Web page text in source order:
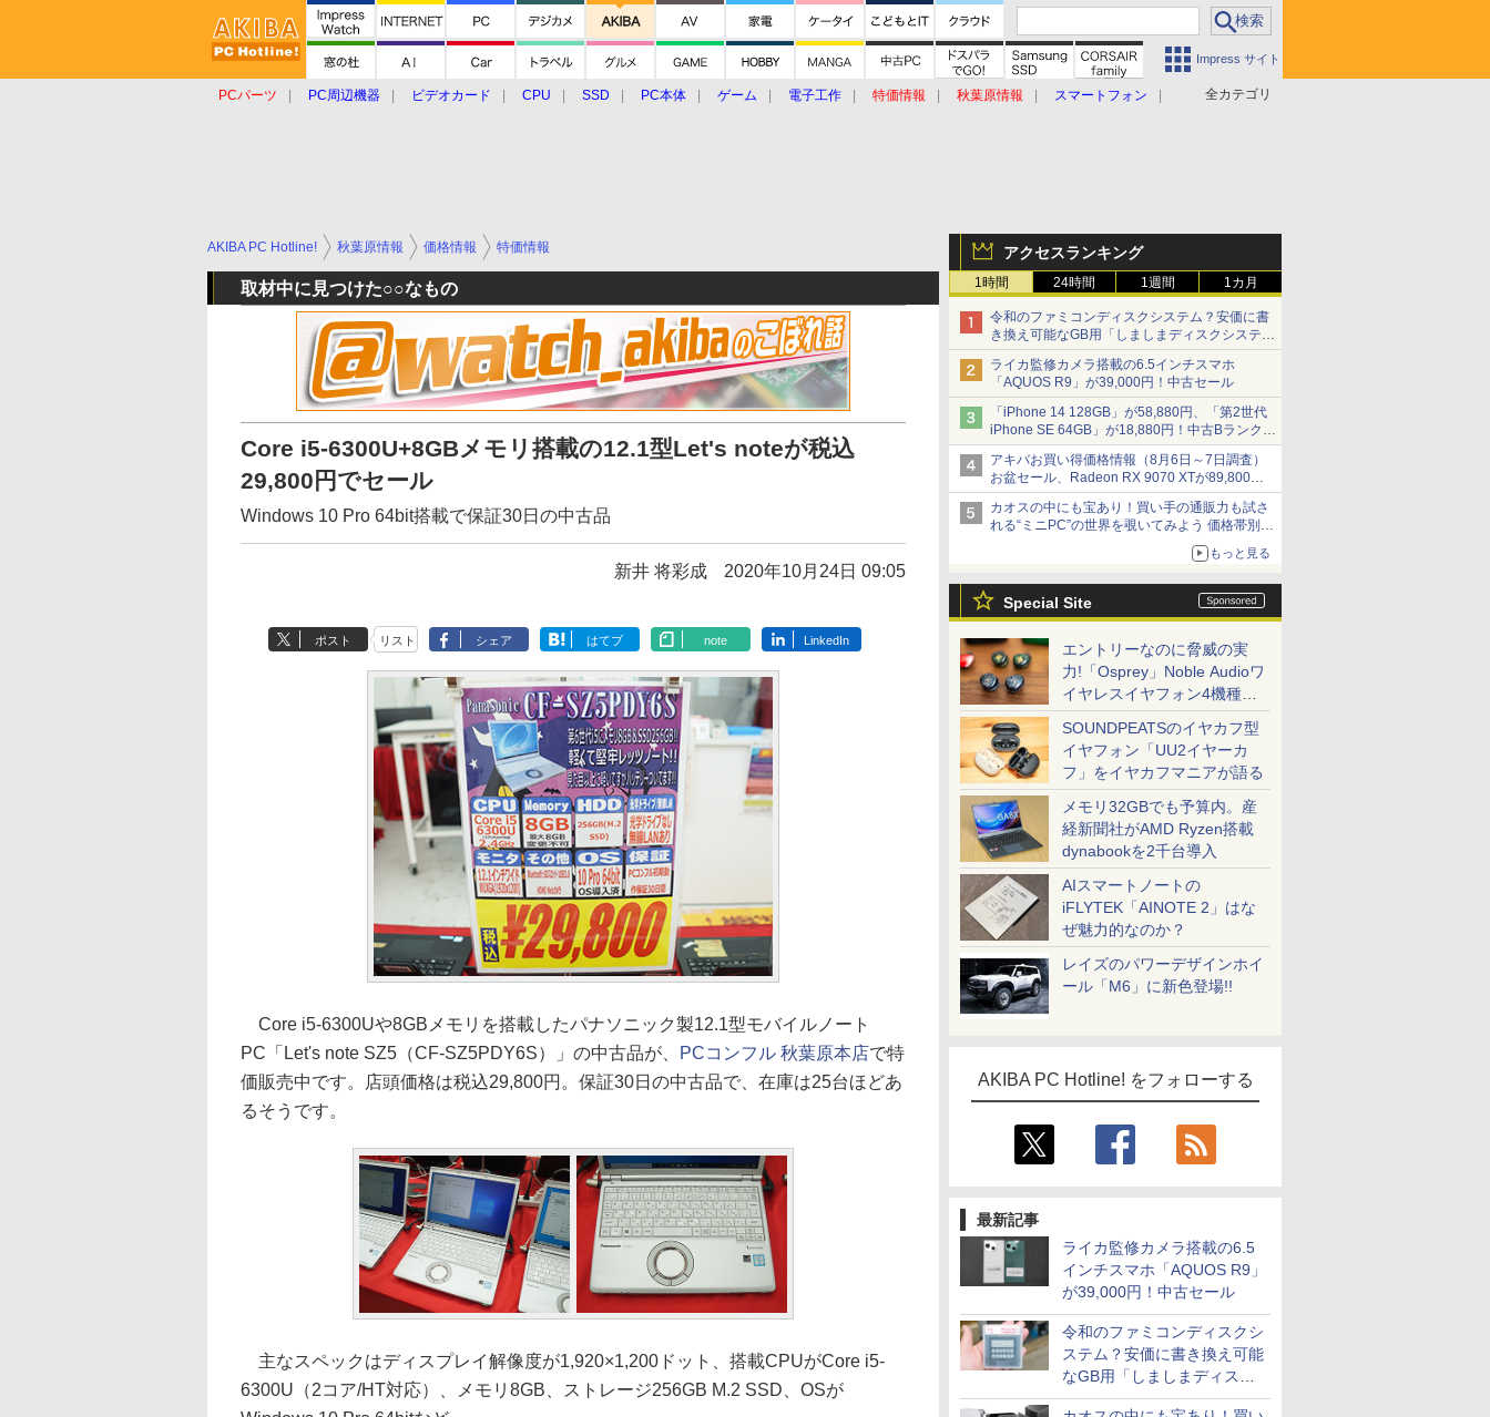
Impress サイト
全カテゴリ
PCパーツ PC周辺機器 ビデオカード CPU SSD PC本体 ゲーム 電子工作 特価情報 秋葉原情報
スマートフォン
アクセスランキング
1時間 24時間 1週間 1カ月
令和のファミコンディスクシステム？安価に書
き換え可能なGB用「しましまディスクシステ
ム」
ライカ監修カメラ搭載の6.5インチスマホ
「AQUOS R9」が39,000円！中古セール
「iPhone 14 128GB」が58,880円、「第2世代
iPhone SE 64GB」が18,880円！中古Bランク品
セール
アキバお買い得価格情報（8月6日～7日調査）
お盆セール、Radeon RX 9070 XTが89,800
円、水平周波数24.8kHz対応の17型モニターが
9,801円、暑さ指数連動セール ほか
カオスの中にも宝あり！買い手の通販力も試さ
れる“ミニPC”の世界を覗いてみよう 価格帯別に
仕様や特徴を整理、11製品をピックアップ text
もっと見る
Special Site
エントリーなのに脅威の実
力!「Osprey」Noble Audioワ
イヤレスイヤフォン4機種を
一気に聴く
SOUNDPEATSのイヤカフ型
イヤフォン「UU2イヤーカ
フ」をイヤカフマニアが語る
メモリ32GBでも予算内。産
経新聞社がAMD Ryzen搭載
dynabookを2千台導入
AIスマートノートの
iFLYTEK「AINOTE 2」はな
ぜ魅力的なのか？
レイズのパワーデザインホイ
ール「M6」に新色登場!!
AKIBA PC Hotline! をフォローする
最新記事
ライカ監修カメラ搭載の6.5
インチスマホ「AQUOS R9」
が39,000円！中古セール
令和のファミコンディスクシ
ステム？安価に書き換え可能
なGB用「しましまディスク
システム」
AKIBA PC Hotline! 秋葉原情報 価格情報 特価情報
取材中に見つけた○○なもの
Core i5-6300U+8GBメモリ搭載の12.1型Let's noteが税込
29,800円でセール
Windows 10 Pro 64bit搭載で保証30日の中古品
新井 将彩成 2020年10月24日 09:05
ポスト リスト シェア はてブ note LinkedIn
Core i5-6300Uや8GBメモリを搭載したパナソニック製12.1型モバイルノート
PC「Let's note SZ5（CF-SZ5PDY6S）」の中古品が、
PCコンフル 秋葉原本店で特
価販売中です。店頭価格は税込29,800円。保証30日の中古品で、在庫は25台ほどあ
るそうです。
主なスペックはディスプレイ解像度が1,920×1,200ドット、搭載CPUがCore i5-
6300U（2コア/HT対応）、メモリ8GB、ストレージ256GB M.2 SSD、OSが